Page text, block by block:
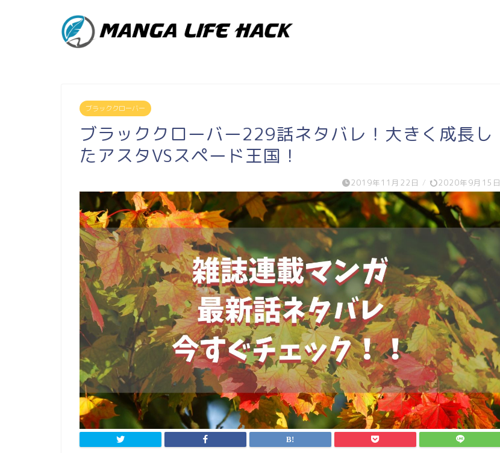
ブラッククローバー
ブラッククローバー229話ネタバレ！大きく成長し
たアスタVSスペード王国！
2019年11月22日 / 2020年9月15日